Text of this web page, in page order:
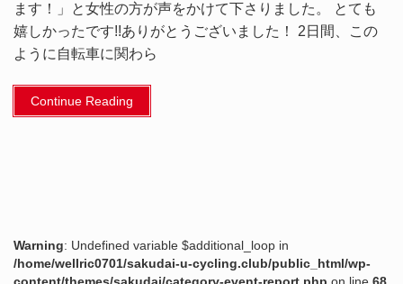
ます！」と女性の方が声をかけて下さりました。 とても
嬉しかったです!!ありがとうございました！ 2日間、この
ように自転車に関わら
Continue Reading
Warning: Undefined variable $additional_loop in
/home/wellric0701/sakudai-u-cycling.club/public_html/wp-